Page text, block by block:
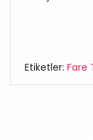
Etiketler: Fare